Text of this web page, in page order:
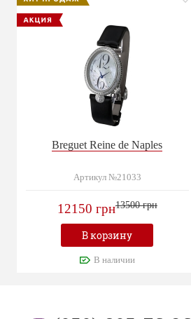
Breguet Reine de Naples
Артикул №21033
12150 грн13500 грн
В корзину
В наличии